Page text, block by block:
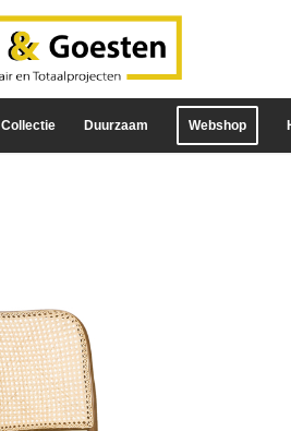
Collectie Duurzaam Webshop